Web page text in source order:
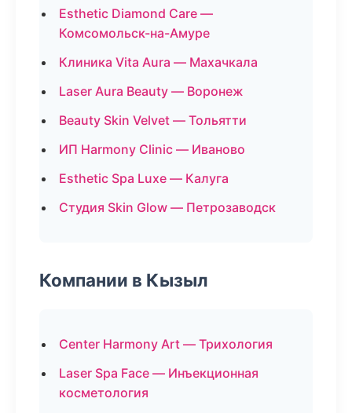
Esthetic Diamond Care —
Комсомольск-на-Амуре
Клиника Vita Aura — Махачкала
Laser Aura Beauty — Воронеж
Beauty Skin Velvet — Тольятти
ИП Harmony Clinic — Иваново
Esthetic Spa Luxe — Калуга
Студия Skin Glow — Петрозаводск
Компании в Кызыл
Center Harmony Art — Трихология
Laser Spa Face — Инъекционная
косметология